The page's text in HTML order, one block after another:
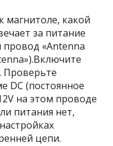
магнитоле, какой
за питание
«Antenna
Проверьте
DC (постоянное
на этом проводе
питания нет,
цепи.